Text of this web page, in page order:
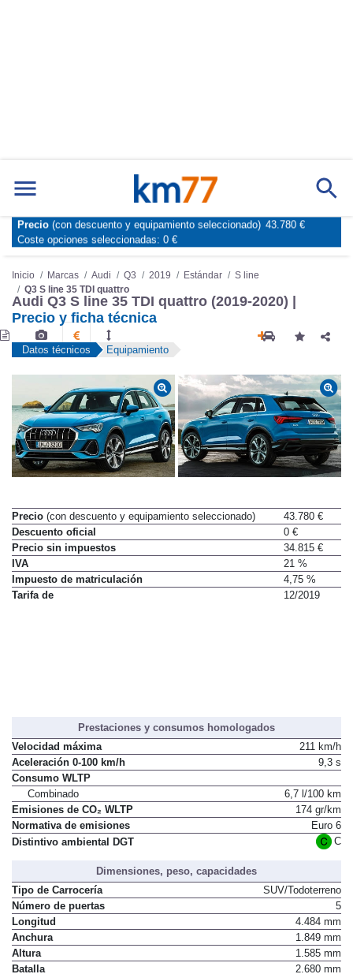
Q3 S line 35 TDI quattro
Audi Q3 S line 35 TDI quattro (2019-2020) |
Precio y ficha técnica
Precio(con descuento y equipamiento seleccionado)
43.780 €
Descuento oficial
0 €
Precio sin impuestos
34.815 €
IVA
21 %
Impuesto de matriculación
4,75 %
Prestaciones y consumos homologados
Velocidad máxima
211 km/h
Aceleración 0-100 km/h
Consumo WLTP
Combinado
6,7 l/100 km
Emisiones de CO₂ WLTP
174 gr/km
Normativa de emisiones
Euro 6
Dimensiones, peso, capacidades
Tipo de Carrocería
SUV/Todoterreno
Número de puertas
5
Longitud
4.484 mm
Anchura
1.849 mm
Altura
1.585 mm
(con descuento y equipamiento seleccionado)
Coste opciones seleccionadas:0 €